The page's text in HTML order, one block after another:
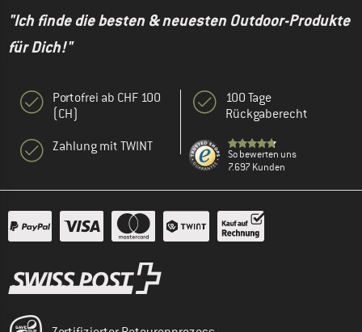
"Ich finde die besten & neuesten Outdoor-Produkte
für Dich!"
Portofrei ab CHF 100
(CH)
Zahlung mit TWINT
100 Tage
Rückgaberecht
So bewerten uns
7.697 Kunden